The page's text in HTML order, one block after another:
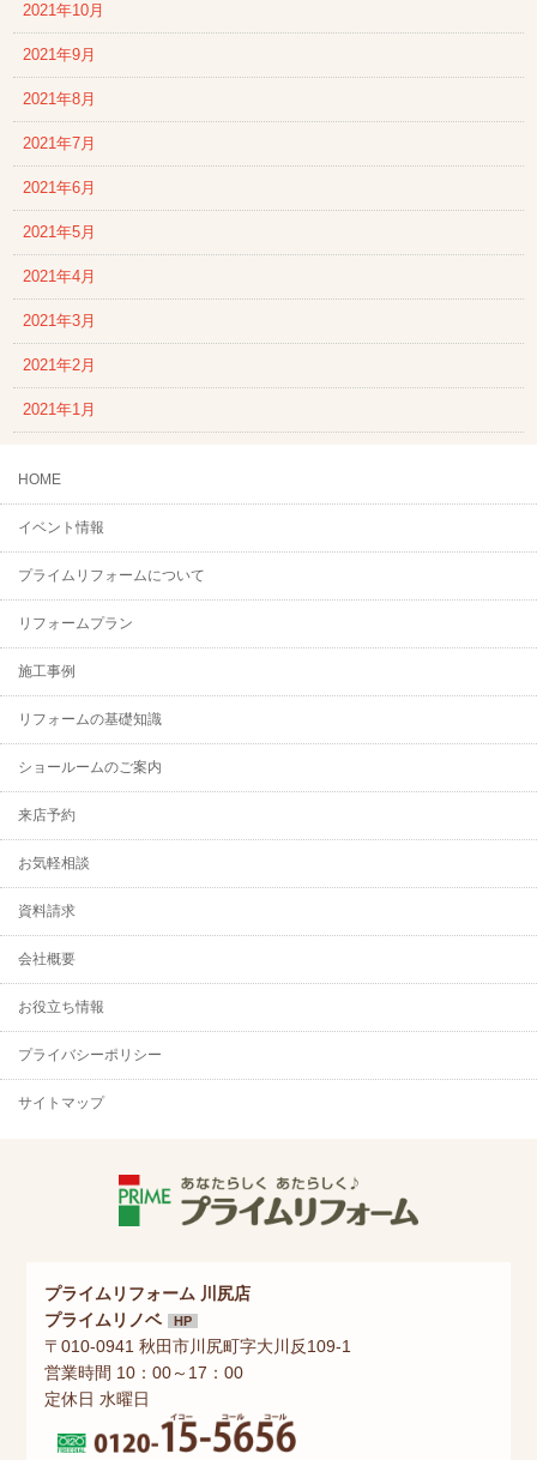
2021年10月
2021年9月
2021年8月
2021年7月
2021年6月
2021年5月
2021年4月
2021年3月
2021年2月
2021年1月
HOME
イベント情報
プライムリフォームについて
リフォームプラン
施工事例
リフォームの基礎知識
ショールームのご案内
来店予約
お気軽相談
資料請求
会社概要
お役立ち情報
プライバシーポリシー
サイトマップ
プライムリフォーム 川尻店
プライムリノベ
HP
〒010-0941 秋田市川尻町字大川反109-1
営業時間 10：00～17：00
定休日 水曜日